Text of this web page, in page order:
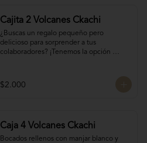
Cajita 2 Volcanes Ckachi
¿Buscas un regalo pequeño pero
delicioso para sorprender a tus
colaboradores? ¡Tenemos la opción
Manjar Blanco
Manjar Nutella
$2.000
Caja 4 Volcanes Ckachi
Bocados rellenos con manjar blanco y